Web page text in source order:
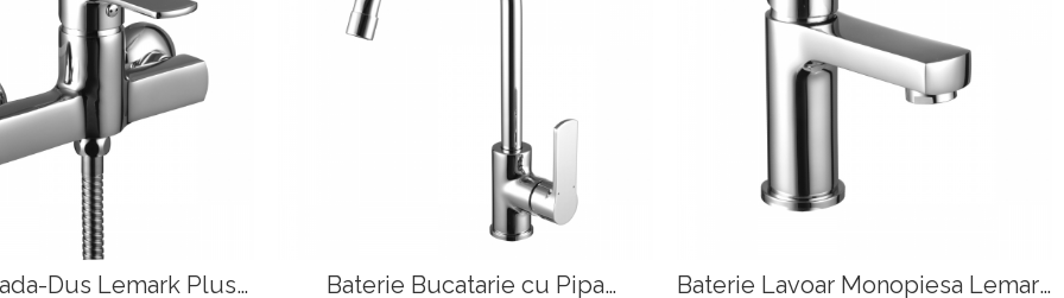
Dus Lemark Plus
Baterie Bucatarie cu Pipa
Baterie Lavoar Monopiesa Lemark